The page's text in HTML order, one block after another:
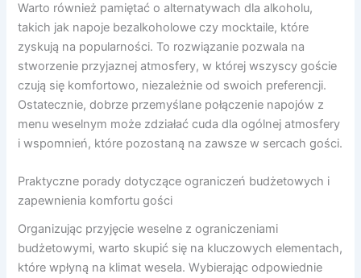
Warto również pamiętać o alternatywach dla alkoholu,
takich jak napoje bezalkoholowe czy mocktaile, które
zyskują na popularności. To rozwiązanie pozwala na
stworzenie przyjaznej atmosfery, w której wszyscy goście
czują się komfortowo, niezależnie od swoich preferencji.
Ostatecznie, dobrze przemyślane połączenie napojów z
menu weselnym może zdziałać cuda dla ogólnej atmosfery
i wspomnień, które pozostaną na zawsze w sercach gości.
Praktyczne porady dotyczące ograniczeń budżetowych i
zapewnienia komfortu gości
Organizując przyjęcie weselne z ograniczeniami
budżetowymi, warto skupić się na kluczowych elementach,
które wpłyną na klimat wesela. Wybierając odpowiednie